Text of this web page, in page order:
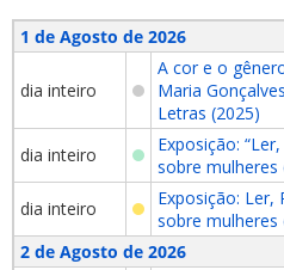
1 de Agosto de 2026
dia inteiro
A cor e o
Maria
Letras (2025)
dia inteiro
Exposição:
sobre
dia inteiro
Exposição: Ler,
sobre
2 de Agosto de 2026